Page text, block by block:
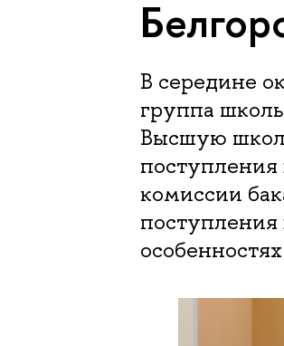
В середине
группа
Высшую
комиссии